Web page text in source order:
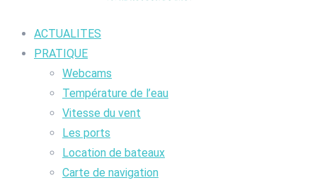
ACTUALITES
PRATIQUE
Webcams
Température de l’eau
Vitesse du vent
Les ports
Location de bateaux
Carte de navigation